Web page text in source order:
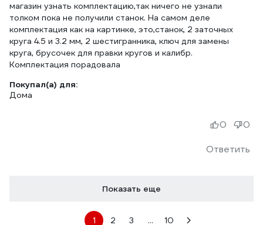
магазин узнать комплектацию,так ничего не узнали
толком пока не получили станок. На самом деле
комплектация как на картинке, это,станок, 2 заточных
круга 4.5 и 3.2 мм, 2 шестигранника, ключ для замены
круга, брусочек для правки кругов и калибр.
Комплектация порадовала
Покупал(а) для:
Дома
Ответить
0 0
Показать еще
1 2 3 ... 10